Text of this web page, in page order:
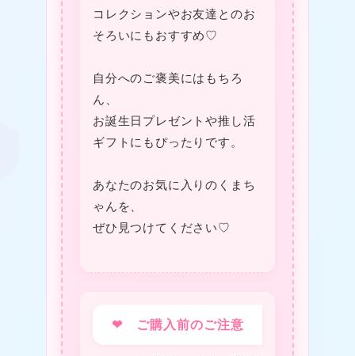
コレクションやお友達とのお
そろいにもおすすめ♡
自分へのご褒美にはもちろ
ん、
お誕生日プレゼントや推し活
ギフトにもぴったりです。
あなたのお気に入りのくまち
ゃんを、
ぜひ見つけてください♡
❤ ご購入前のご注意
❤
❤
❤